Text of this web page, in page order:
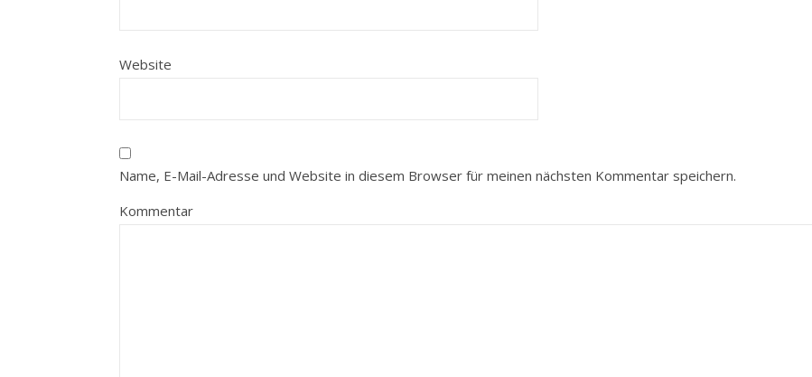
Website
Name, E-Mail-Adresse und Website in diesem Browser für meinen nächsten Kommentar speichern.
Kommentar